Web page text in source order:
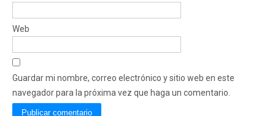
Web
Guardar mi nombre, correo electrónico y sitio web en este
navegador para la próxima vez que haga un comentario.